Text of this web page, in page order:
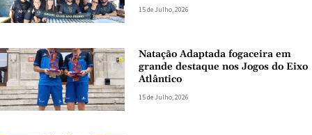
15 de Julho, 2026
Natação Adaptada fogaceira em
grande destaque nos Jogos do Eixo
Atlântico
15 de Julho, 2026